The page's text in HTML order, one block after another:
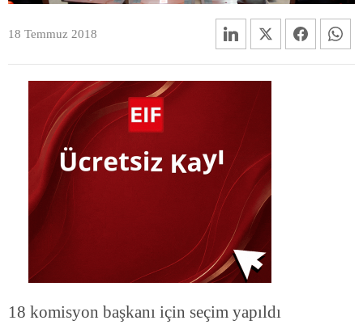
18 Temmuz 2018
18 komisyon başkanı için seçim yapıldı